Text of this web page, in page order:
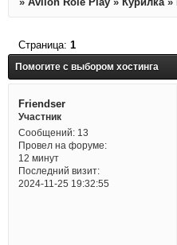
Помогите с выбором хостинга
Страница: 1
Friendser
Участник
Сообщений:13
Провел на форуме:
12 минут
Последний визит:
2024-11-25 19:32:55